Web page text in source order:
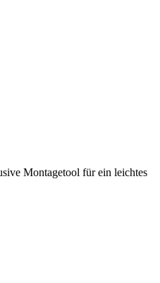
Montagetool für ein leichtes